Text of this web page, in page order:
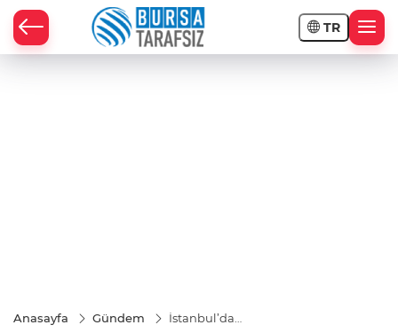
TR
Anasayfa Gündem
İstanbul’da